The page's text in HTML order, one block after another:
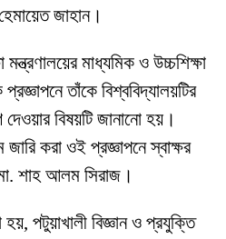
জাহান।
মাধ্যমিক ও উচ্চশিক্ষা
তাঁকে বিশ্ববিদ্যালয়টির
দেওয়ার বিষয়টি জানানো হয়।
করা ওই প্রজ্ঞাপনে স্বাক্ষর
শাহ আলম সিরাজ।
পটুয়াখালী বিজ্ঞান ও প্রযুক্তি